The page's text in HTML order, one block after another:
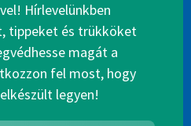
Hírlevelünkben
tippeket és trükköket
magát a
fel most, hogy
legyen!